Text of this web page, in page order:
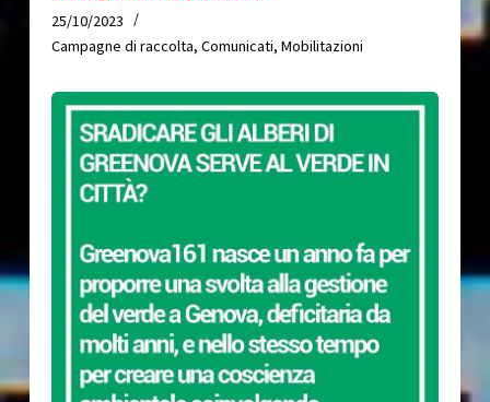
25/10/2023
Campagne di raccolta, Comunicati, Mobilitazioni